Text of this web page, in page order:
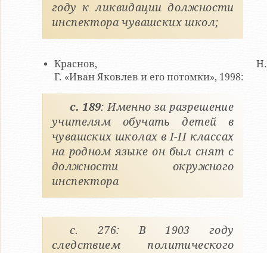
году к ликвидации должности
инспектора чувашских школ;
Краснов, Н.
Г. «Иван Яковлев и его потомки», 1998:
с. 189: Именно за разрешение
учителям обучать детей в
чувашских школах в I-II классах
на родном языке он был снят с
должности окружного
инспектора
с. 276: В 1903 году
следствием политического